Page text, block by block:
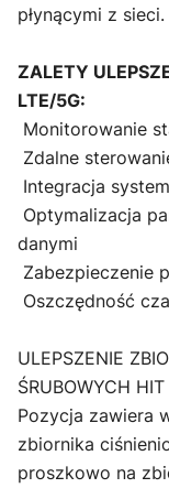
płynącymi z sieci.
ZALETY
LTE/5G:
Monitorowanie
Zdalne
Integracja
Optymalizacja
danymi
Zabezpieczenie
Oszczędność
ULEPSZENIE
ŚRUBOWYCH
Pozycja zawiera
zbiornika
proszkowo na